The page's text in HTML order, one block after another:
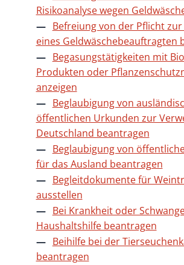
Risikoanalyse wegen
Befreiung von der Pflicht
eines Geldwäschebeauftragten
Begasungstätigkeiten mit
Produkten oder
anzeigen
Beglaubigung von
öffentlichen Urkunden zur
Deutschland beantragen
Beglaubigung von
für das Ausland beantragen
Begleitdokumente für
ausstellen
Bei Krankheit oder
Haushaltshilfe beantragen
Beihilfe bei der
beantragen